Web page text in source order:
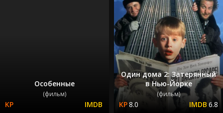
Особенные
(фильм)
Один дома 2: Затерянный
в Нью-Йорке
(фильм)
8.0 6.8